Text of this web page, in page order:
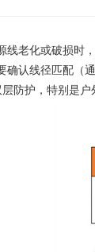
线老化或破损时
确认线径匹配（
防护，特别是户